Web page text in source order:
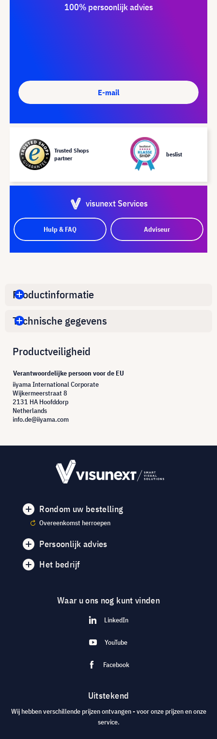
100% persoonlijk advies
E-mail
Trusted Shops
partner
beslist
visunext Services
Hulp & FAQ Adviseur
Productinformatie
Technische gegevens
Productveiligheid
Verantwoordelijke persoon voor de EU
iiyama International Corporate
Wijkermeerstraat 8
2131 HA Hoofddorp
Netherlands
info.de@iiyama.com
Rondom uw bestelling
Overeenkomst herroepen
Persoonlijk advies
Het bedrijf
Waar u ons nog kunt vinden
LinkedIn
YouTube
Facebook
Uitstekend
Wij hebben verschillende prijzen ontvangen - voor onze prijzen en onze
service.